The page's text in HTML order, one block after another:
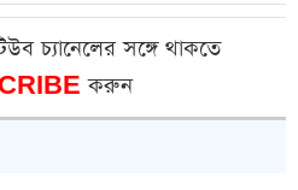
চ্যানেলের সঙ্গে থাকতে
করুন